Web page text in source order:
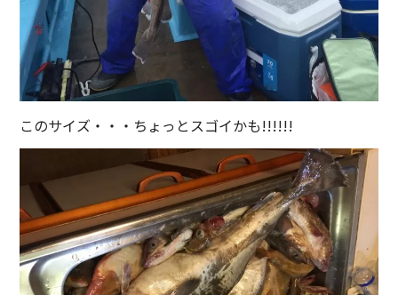
このサイズ・・・ちょっとスゴイかも!!!!!!